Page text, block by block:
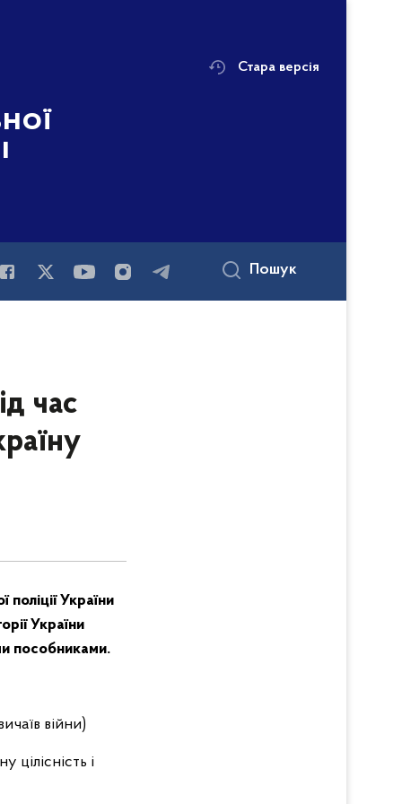
Стара версія
Пошук
час
України
України
пособниками.
війни)
цілісність і